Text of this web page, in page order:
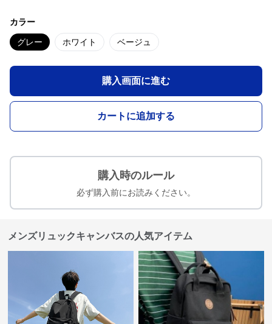
カラー
グレー ホワイト ベージュ
購入画面に進む
カートに追加する
購入時のルール
必ず購入前にお読みください。
メンズリュックキャンバスの人気アイテム